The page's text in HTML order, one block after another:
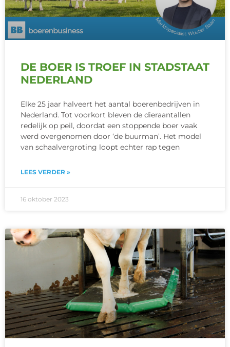
DE BOER IS TROEF IN STADSTAAT
NEDERLAND
Elke 25 jaar halveert het aantal boerenbedrijven in
Nederland. Tot voorkort bleven de dieraantallen
redelijk op peil, doordat een stoppende boer vaak
werd overgenomen door ‘de buurman’. Het model
van schaalvergroting loopt echter rap tegen
LEES VERDER »
16 oktober 2023